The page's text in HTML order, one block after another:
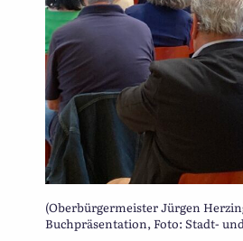
(Oberbürgermeister Jürgen
Buchpräsentation, Foto: Stadt-